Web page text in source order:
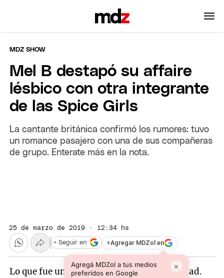
MDZ SHOW
Mel B destapó su affaire
lésbico con otra integrante
de las Spice Girls
La cantante británica confirmó los rumores: tuvo
un romance pasajero con una de sus compañeras
de grupo. Enterate más en la nota.
25 de marzo de 2019 · 12:34 hs
+Agregar MDZol en
Agregá MDZol a tus medios
preferidos en Google
×
+ Seguir en
Lo que fue un rumor se transformó en verdad.